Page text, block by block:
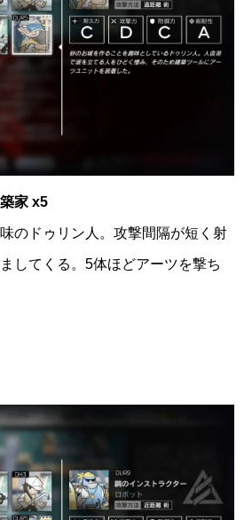
家 x5
のドゥリン人。攻撃間隔が短く射
してくる。5体ほどアーツを撃ち